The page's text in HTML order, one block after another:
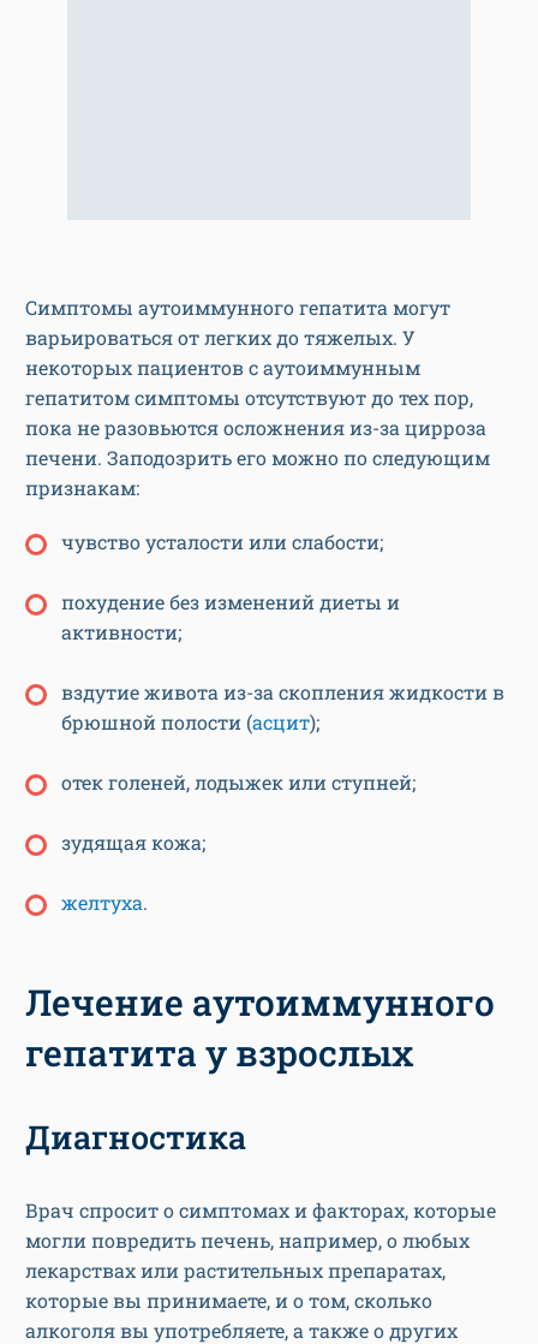
Симптомы аутоиммунного гепатита могут
варьироваться от легких до тяжелых. У
некоторых пациентов с аутоиммунным
гепатитом симптомы отсутствуют до тех пор,
пока не разовьются осложнения из-за цирроза
печени. Заподозрить его можно по следующим
признакам:
чувство усталости или слабости;
похудение без изменений диеты и
активности;
вздутие живота из-за скопления жидкости в
брюшной полости (асцит);
отек голеней, лодыжек или ступней;
зудящая кожа;
желтуха.
Лечение аутоиммунного
гепатита у взрослых
Диагностика
Врач спросит о симптомах и факторах, которые
могли повредить печень, например, о любых
лекарствах или растительных препаратах,
которые вы принимаете, и о том, сколько
алкоголя вы употребляете, а также о других